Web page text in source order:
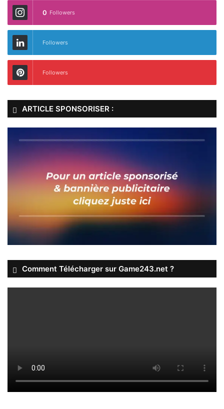
0 Followers
Followers
Followers
ARTICLE SPONSORISER :
Comment Télécharger sur Game243.net ?